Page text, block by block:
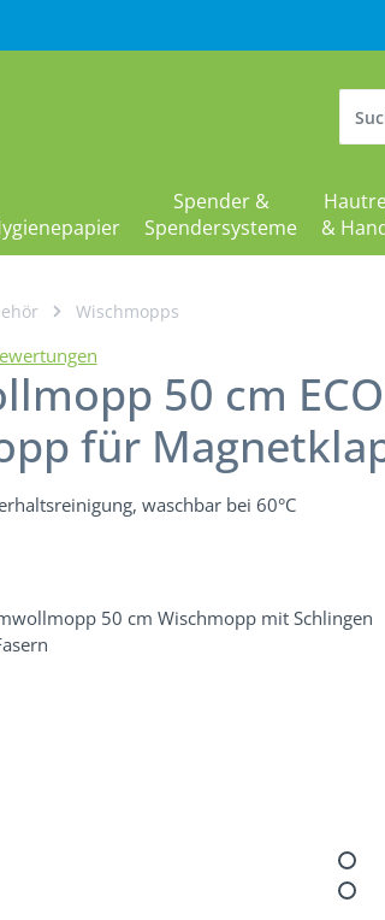
Spender &
Spendersysteme
&
Wischmopps
von 5 von 5 Sternen
50 cm
für
waschbar bei 60°C